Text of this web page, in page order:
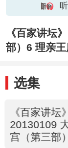
《百家讲坛
部）6 理亲
选集
《百家讲坛》
20130109
宫（第三部